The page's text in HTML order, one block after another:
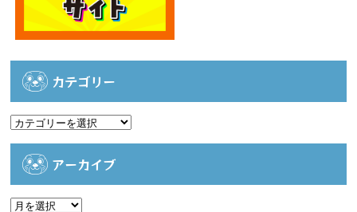
カテゴリー
カ
アーカイブ
ア